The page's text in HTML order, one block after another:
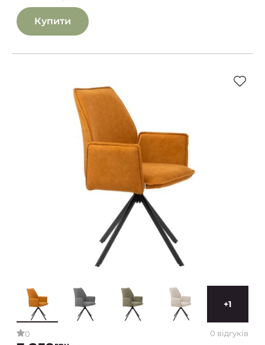
Купити
+1
0 0 відгуків